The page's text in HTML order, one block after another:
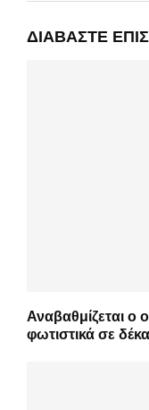
ΔΙΑΒΆΣΤΕ
Αναβαθμίζεται ο
φωτιστικά σε